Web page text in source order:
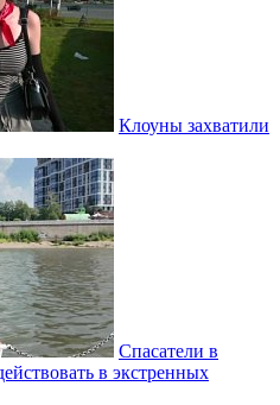
Клоуны захватили
Спасатели в
в экстренных